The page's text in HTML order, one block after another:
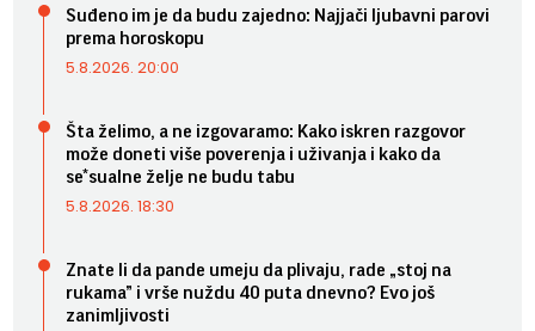
Suđeno im je da budu zajedno: Najjači ljubavni parovi
prema horoskopu
5.8.2026. 20:00
Šta želimo, a ne izgovaramo: Kako iskren razgovor
može doneti više poverenja i uživanja i kako da
se*sualne želje ne budu tabu
5.8.2026. 18:30
Znate li da pande umeju da plivaju, rade „stoj na
rukama” i vrše nuždu 40 puta dnevno? Evo još
zanimljivosti